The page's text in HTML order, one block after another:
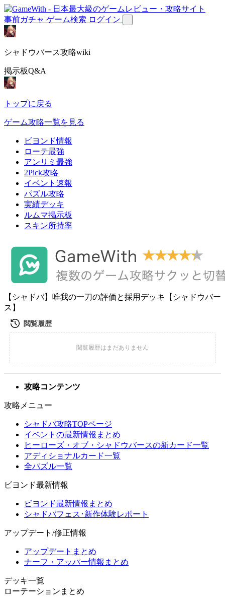
事前ガチャ ゲーム検索 ログイン
シャドウバース攻略wiki
掲示板Q&A
トップに戻る
ゲーム攻略一覧を見る
ビヨンド情報
ローテ最強
アンリミ最強
2Pick攻略
イベント速報
パズル攻略
実績デッキ
ルムマ掲示板
スキン所持率
【シャドバ】唯我の一刀の評価と採用デッキ【シャドウバー
ス】
攻略コンテンツ
攻略メニュー
シャドバ攻略TOPページ
イベントの最新情報まとめ
ヒーローズ・オブ・シャドウバースの新カード一覧
アディショナルカード一覧
全パズル一覧
ビヨンド最新情報
ビヨンド最新情報まとめ
シャドバフェス･新作体験レポート
アップデート/修正情報
アップデートまとめ
ナーフ・アッパー情報まとめ
デッキ一覧
ローテーションまとめ